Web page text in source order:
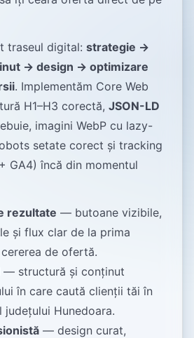
traseul digital: strategie →
→ design → optimizare
. Implementăm Core Web
H1–H3 corectă, JSON-LD
imagini WebP cu lazy-
setate corect și tracking
GA4) încă din momentul
rezultate — butoane vizibile,
și flux clar de la prima
de ofertă.
— structură și conținut
în care caută clienții tăi în
județului Hunedoara.
— design curat,